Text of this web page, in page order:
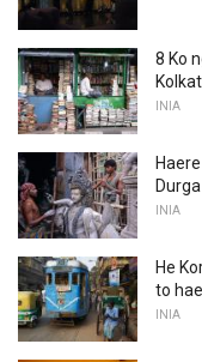
8 Ko
INIA
INIA
He
to
INIA